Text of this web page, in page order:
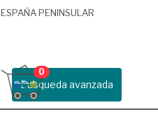
ESPAÑA PENINSULAR
Busqueda avanzada
0